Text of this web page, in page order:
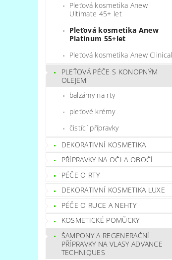
Pleťová kosmetika Anew
Ultimate 45+ let
Pleťová kosmetika Anew
Platinum 55+let
Pleťová kosmetika Anew Clinical
PLEŤOVÁ PÉČE S KONOPNÝM
OLEJEM
balzámy na rty
pleťové krémy
čistící přípravky
DEKORATIVNÍ KOSMETIKA
PŘÍPRAVKY NA OČI A OBOČÍ
PÉČE O RTY
DEKORATIVNÍ KOSMETIKA LUXE
PÉČE O RUCE A NEHTY
KOSMETICKÉ POMŮCKY
ŠAMPONY A REGENERAČNÍ
PŘÍPRAVKY NA VLASY ADVANCE
TECHNIQUES